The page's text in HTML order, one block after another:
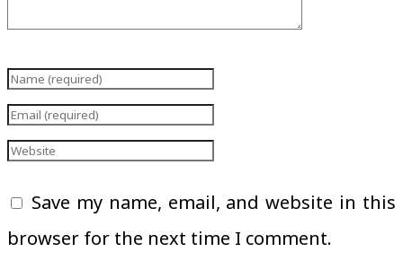
Save my name, email, and website in this
browser for the next time I comment.